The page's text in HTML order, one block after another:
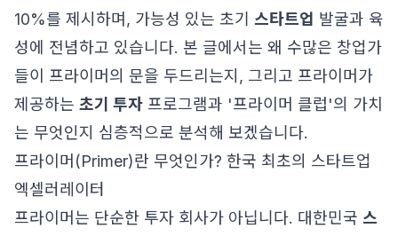
10%를 제시하며, 가능성 있는 초기 스타트업 발굴과 육
성에 전념하고 있습니다. 본 글에서는 왜 수많은 창업가
들이 프라이머의 문을 두드리는지, 그리고 프라이머가
제공하는 초기 투자 프로그램과 '프라이머 클럽'의 가치
는 무엇인지 심층적으로 분석해 보겠습니다.
프라이머(Primer)란 무엇인가? 한국 최초의 스타트업
엑셀러레이터
프라이머는 단순한 투자 회사가 아닙니다. 대한민국 스